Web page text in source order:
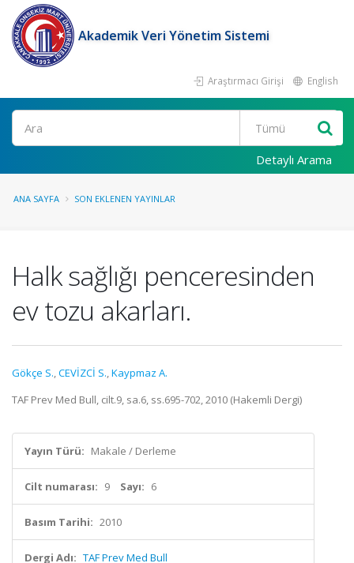
Akademik Veri Yönetim Sistemi
Araştırmacı Girişi English
Ara
Detaylı Arama
ANA SAYFA SON EKLENEN YAYINLAR
Halk sağlığı penceresinden
ev tozu akarları.
Gökçe S.,CEVİZCİ S.,Kaypmaz A.
TAF Prev Med Bull, cilt.9, sa.6, ss.695-702, 2010 (Hakemli Dergi)
Yayın Türü: Makale / Derleme
Cilt numarası: 9 Sayı: 6
Basım Tarihi: 2010
Dergi Adı: TAF Prev Med Bull